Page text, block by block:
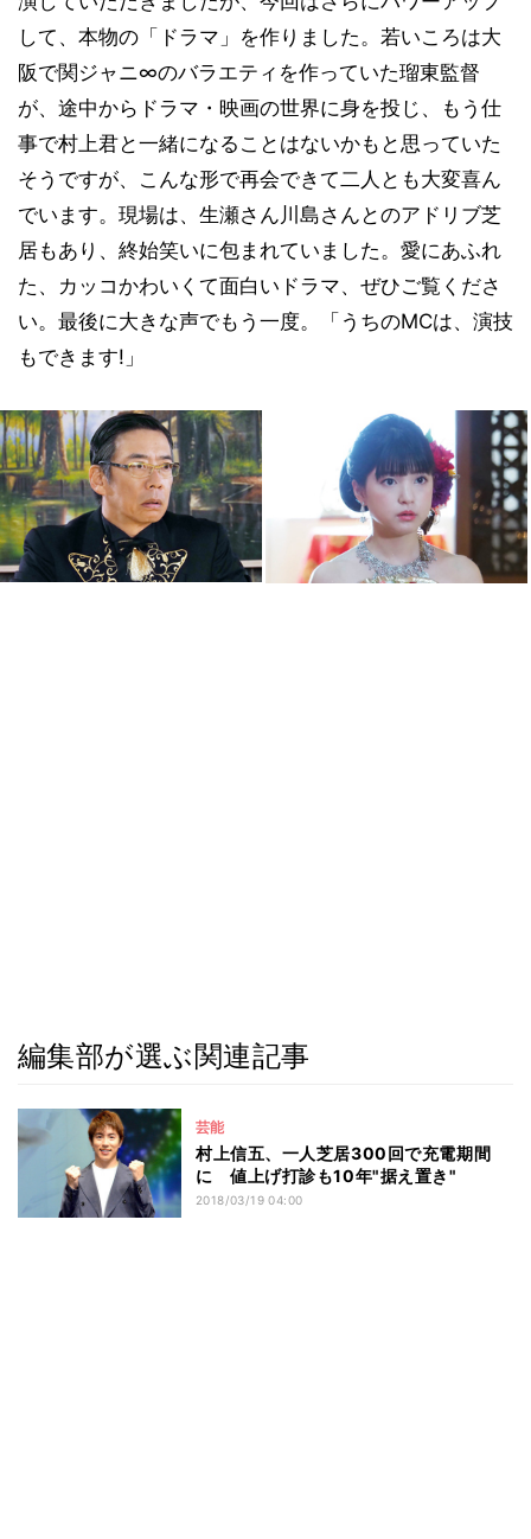
して、本物の「ドラマ」を作りました。若いころは大
阪で関ジャニ∞のバラエティを作っていた瑠東監督
が、途中からドラマ・映画の世界に身を投じ、もう仕
事で村上君と一緒になることはないかもと思っていた
そうですが、こんな形で再会できて二人とも大変喜ん
でいます。現場は、生瀬さん川島さんとのアドリブ芝
居もあり、終始笑いに包まれていました。愛にあふれ
た、カッコかわいくて面白いドラマ、ぜひご覧くださ
い。最後に大きな声でもう一度。「うちのMCは、演技
もできます!」
編集部が選ぶ関連記事
芸能
村上信五、一人芝居300回で充電期間
に 値上げ打診も10年"据え置き"
2018/03/19 04:00